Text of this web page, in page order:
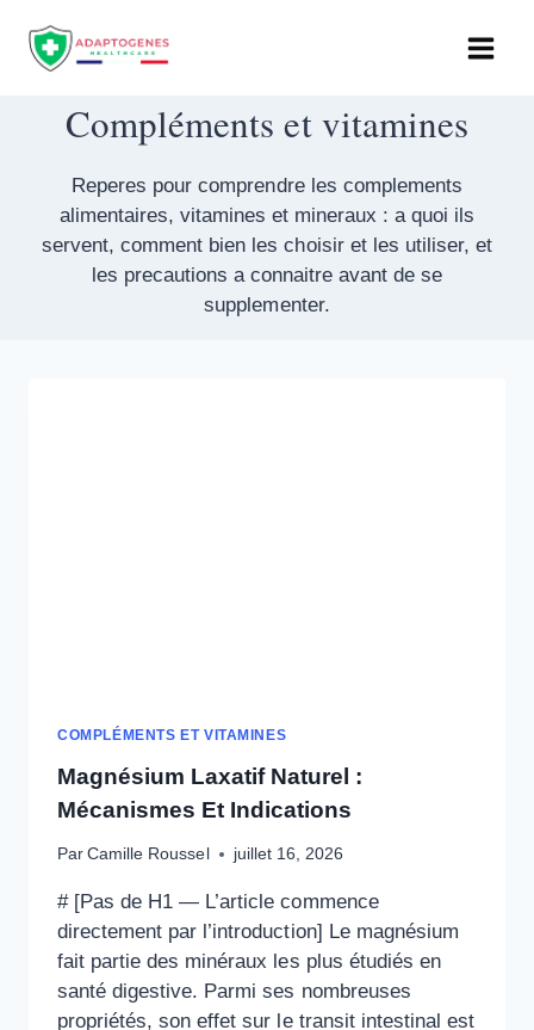
contenu
Compléments et vitamines
Reperes pour comprendre les complements
alimentaires, vitamines et mineraux : a quoi ils
servent, comment bien les choisir et les utiliser, et
les precautions a connaitre avant de se
supplementer.
COMPLÉMENTS ET VITAMINES
Magnésium Laxatif Naturel :
Mécanismes Et Indications
Par Camille Roussel juillet 16, 2026
# [Pas de H1 — L’article commence
directement par l’introduction] Le magnésium
fait partie des minéraux les plus étudiés en
santé digestive. Parmi ses nombreuses
propriétés, son effet sur le transit intestinal est